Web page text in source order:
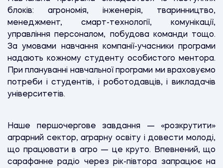
блоків: агрономія, інженерія, тваринництво,
менеджмент, смарт-технології, комунікації,
управління персоналом, побудова команди тощо.
За умовами навчання компанії-учасники програми
надають кожному студенту особистого ментора.
При плануванні навчальної програми ми враховуємо
потреби і студентів, і роботодавців, і викладачів
університетів.
Наше першочергове завдання — «розкрутити»
аграрний сектор, аграрну освіту і довести молоді,
що працювати в агро — це круто. Впевнений, що
сарафанне радіо через рік-півтора запрацює на